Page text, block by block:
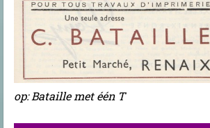
op: Bataille met één T